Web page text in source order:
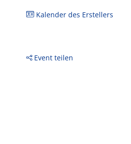
Kalender des Erstellers
Event teilen